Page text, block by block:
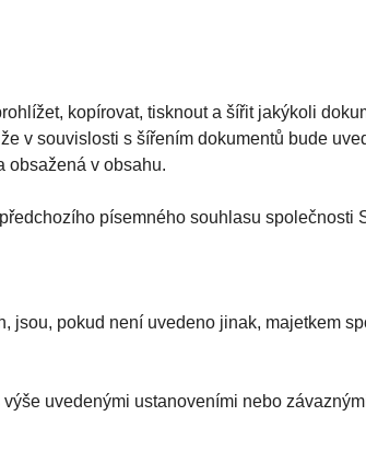
kopírovat, tisknout a šířit jakýkoli
v souvislosti s šířením dokumentů bude
obsažená v obsahu.
písemného souhlasu společnosti
jsou, pokud není uvedeno jinak, majetkem
uvedenými ustanoveními nebo